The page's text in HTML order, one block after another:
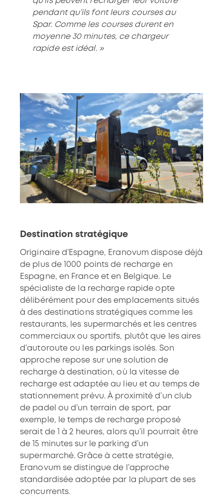
pendant qu’ils font leurs courses au
Spar. Comme les courses durent en
moyenne 30 minutes, ce chargeur
rapide est idéal. »
Destination stratégique
Originaire d’Espagne, Eranovum dispose déjà
de plus de 1000 points de recharge en
Espagne, en France et en Belgique. Le
spécialiste de la recharge rapide opte
délibérément pour des emplacements situés
à des destinations stratégiques comme les
restaurants, les supermarchés et les centres
commerciaux ou sportifs, plutôt que les aires
d’autoroute ou les parkings isolés. Son
approche repose sur une solution de
recharge à destination, où la vitesse de
recharge est adaptée au lieu et au temps de
stationnement prévu. À proximité d’un club
de padel ou d’un terrain de sport, par
exemple, le temps de recharge proposé
serait de 1 à 2 heures, alors qu’il pourrait être
de 15 minutes sur le parking d’un
supermarché. Grâce à cette stratégie,
Eranovum se distingue de l’approche
standardisée adoptée par la plupart de ses
concurrents. ​